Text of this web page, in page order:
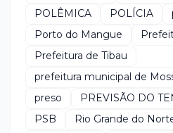
POLÊMICA
POLÍCIA
Porto do Mangue
Prefeitura de Tibau
prefeitura municipal de
preso
PREVISÃO DO
PSB
Rio Grande do